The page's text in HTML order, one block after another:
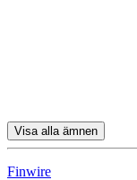
Visa alla ämnen
Finwire